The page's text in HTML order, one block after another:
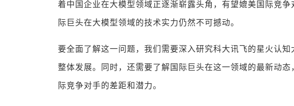
着中国企业在大模型领域正逐渐崭露头角，有望媲美国际竞
际巨头在大模型领域的技术实力仍然不可撼动。
要全面了解这一问题，我们需要深入研究科大讯飞的星火认
整体发展。同时，还需要了解国际巨头在这一领域的最新动
际竞争对手的差距和潜力。